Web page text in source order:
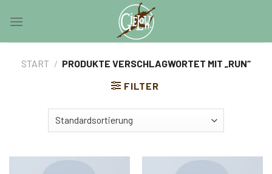
START / PRODUKTE VERSCHLAGWORTET MIT „RUN“
FILTER